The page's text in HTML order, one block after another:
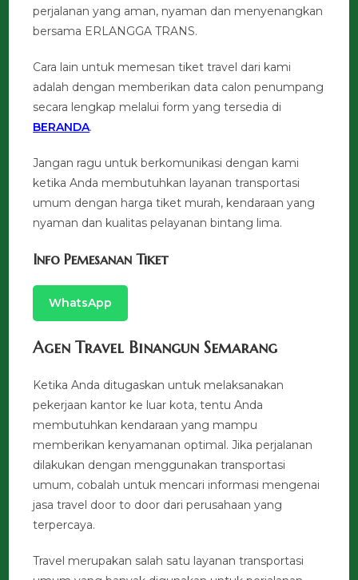
perjalanan yang aman, nyaman dan menyenangkan
bersama ERLANGGA TRANS.
Cara lain untuk memesan tiket travel dari kami
adalah dengan memberikan data calon penumpang
secara lengkap melalui form yang tersedia di
BERANDA.
Jangan ragu untuk berkomunikasi dengan kami
ketika Anda membutuhkan layanan transportasi
umum dengan harga tiket murah, kendaraan yang
nyaman dan kualitas pelayanan bintang lima.
Info Pemesanan Tiket
WhatsApp
Agen Travel Binangun Semarang
Ketika Anda ditugaskan untuk melaksanakan
pekerjaan kantor ke luar kota, tentu Anda
membutuhkan kendaraan yang mampu
memberikan kenyamanan optimal. Jika perjalanan
dilakukan dengan menggunakan transportasi
umum, cobalah untuk mencari informasi mengenai
jasa travel door to door dari perusahaan yang
terpercaya.
Travel merupakan salah satu layanan transportasi